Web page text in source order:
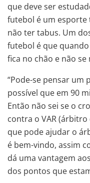
que deve ser
futebol é um
não ter tabus. Um
futebol é que
fica no chão e não se
“Pode-se pensar um
possível que em 90
Então não sei se o
contra o VAR
que pode ajudar o
é bem-vindo, assim
dá uma vantagem
dos pontos que